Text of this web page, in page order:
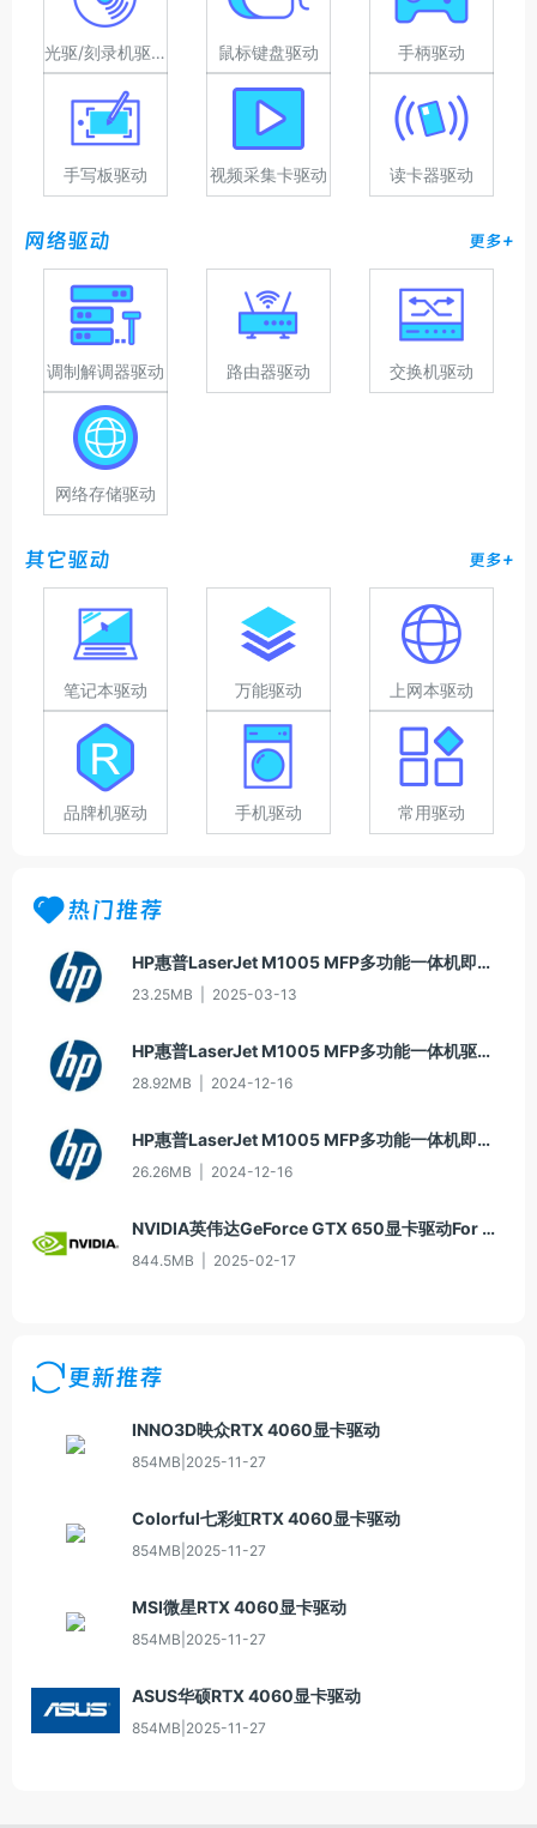
光驱/刻录机驱动 鼠标键盘驱动 手柄驱动
手写板驱动 视频采集卡驱动 读卡器驱动
网络驱动 更多+
调制解调器驱动 路由器驱动 交换机驱动
网络存储驱动
其它驱动 更多+
笔记本驱动 万能驱动 上网本驱动
品牌机驱动 手机驱动 常用驱动
热门推荐
HP惠普LaserJet M1005 MFP多功能一体机即插即用驱动20070326版For Win7
23.25MB 2025-03-13
HP惠普LaserJet M1005 MFP多功能一体机驱动20060913版For Win2000/XP
28.92MB 2024-12-16
HP惠普LaserJet M1005 MFP多功能一体机即插即用驱动20070326版For Vista
26.26MB 2024-12-16
NVIDIA英伟达GeForce GTX 650显卡驱动For Win10-64
844.5MB 2025-02-17
更新推荐
INNO3D映众RTX 4060显卡驱动
854MB 2025-11-27
Colorful七彩虹RTX 4060显卡驱动
854MB 2025-11-27
MSI微星RTX 4060显卡驱动
854MB 2025-11-27
ASUS华硕RTX 4060显卡驱动
854MB 2025-11-27